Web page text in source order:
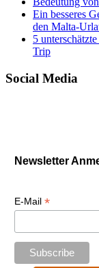
Ein besseres
den Malta-
5
Trip
Social Media
Newsletter
E-Mail *